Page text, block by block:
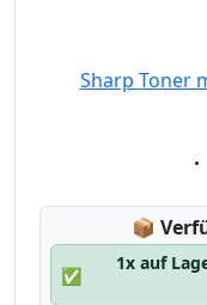
Sharp Toner
📦
✅
1x auf